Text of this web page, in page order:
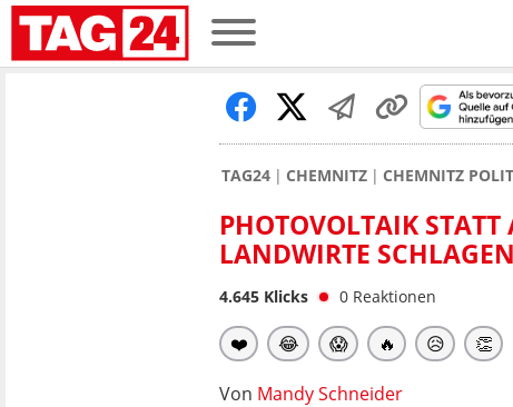
TAG24 CHEMNITZ CHEMNITZ
PHOTOVOLTAIK
LANDWIRTE
4.645 Klicks 0 Reaktionen
❤️ 😂 😱 🔥 😥 👏
Von Mandy Schneider